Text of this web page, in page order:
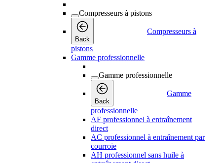
Compresseurs à pistons
Back
Compresseurs à
pistons
Gamme professionnelle
Gamme professionnelle
Back
Gamme
professionnelle
AF professionnel à entraînement
direct
AC professionnel à entraînement par
courroie
AH professionnel sans huile à